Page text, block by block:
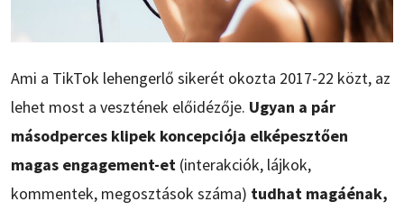
Ami a TikTok lehengerlő sikerét okozta 2017-22 közt, az
lehet most a vesztének előidézője. Ugyan a pár
másodperces klipek koncepciója elképesztően
magas engagement-et (interakciók, lájkok,
kommentek, megosztások száma) tudhat magáénak,